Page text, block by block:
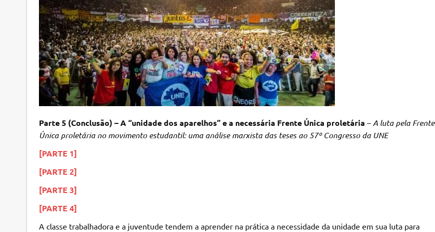
Parte 5 (Conclusão) – A “unidade dos aparelhos” e a necessária Frente Única proletária – A luta pela Frente
Única proletária no movimento estudantil: uma análise marxista das teses ao 57º Congresso da UNE
[PARTE 1]
[PARTE 2]
[PARTE 3]
[PARTE 4]
A classe trabalhadora e a juventude tendem a aprender na prática a necessidade da unidade em sua luta para